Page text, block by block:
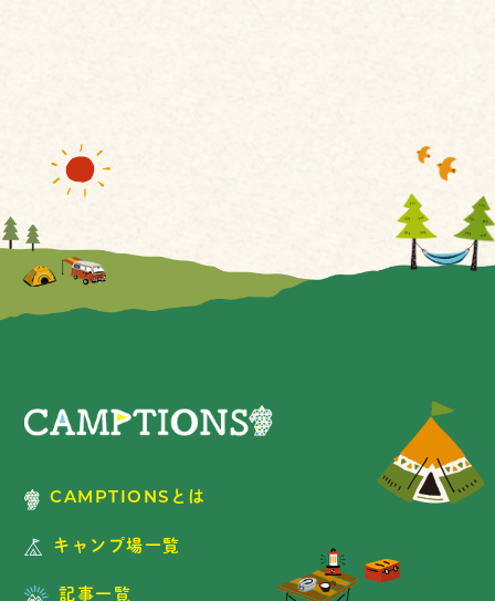
CAMPTIONSとは
キャンプ場一覧
記事一覧